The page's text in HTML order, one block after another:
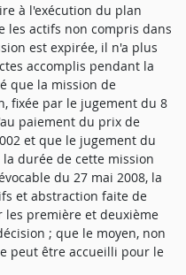
à l'exécution du plan
les actifs non compris dans
est expirée, il n'a plus
accomplis pendant la
que la mission de
fixée par le jugement du 8
paiement du prix de
et que le jugement du
durée de cette mission
du 27 mai 2008, la
et abstraction faite de
les première et deuxième
; que le moyen, non
peut être accueilli pour le